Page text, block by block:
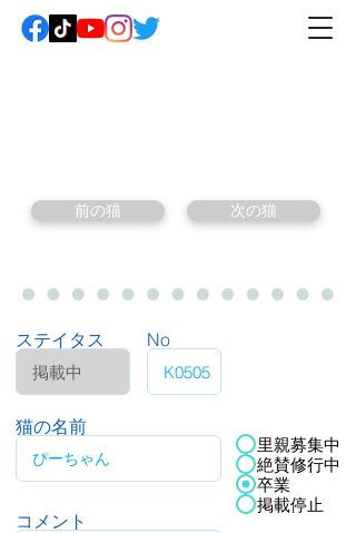
前の猫 次の猫
ステイタス No
猫の名前
コメント
里親募集中
絶賛修行中
卒業
掲載停止